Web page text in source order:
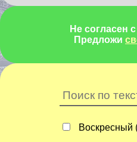
Не согласен
Предложи
Воскресный